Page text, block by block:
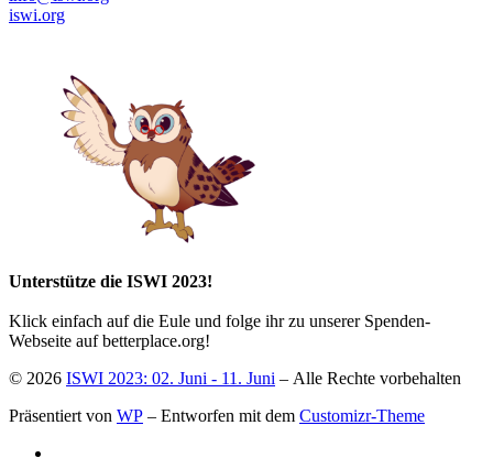
iswi.org
Unterstütze die ISWI 2023!
Klick einfach auf die Eule und folge ihr zu unserer Spenden-
Webseite auf betterplace.org!
© 2026 ISWI 2023: 02. Juni - 11. Juni – Alle Rechte vorbehalten
Präsentiert von WP – Entworfen mit dem Customizr-Theme